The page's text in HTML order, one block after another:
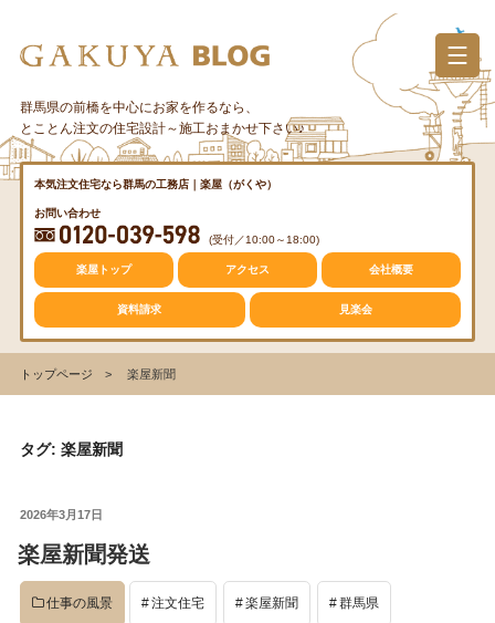
へ
ス
群馬県の前橋を中心にお家を作るなら、
とことん注文の住宅設計～施工おまかせ下さい♪
本気注文住宅なら群馬の工務店｜楽屋（がくや）
お問い合わせ
(受付／10:00～18:00)
楽屋トップ アクセス 会社概要
資料請求 見楽会
トップページ 楽屋新聞
タグ: 楽屋新聞
投
日:
2026年3月17日
楽屋新聞発送
仕事の風景 注文住宅 楽屋新聞 群馬県
カテゴリー
質問・疑問
トレンド
収納
仕事の風景
イベント
完成後